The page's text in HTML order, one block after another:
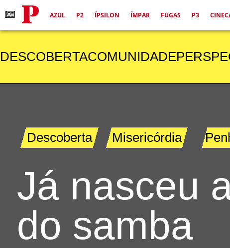
AZUL P2 ÍPSILON ÍMPAR FUGAS P3
DESCOBERTACOMUNIDADE
Descoberta Misericórdia
Já nasceu
do samba